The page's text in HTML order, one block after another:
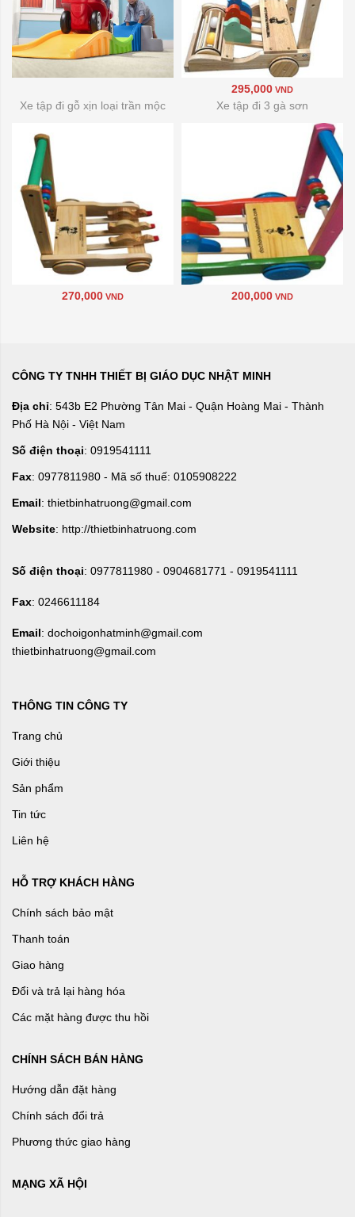
295,000 VND
Xe tập đi gỗ xịn loại trần mộc
270,000 VND
Xe tập đi 3 gà sơn
200,000 VND
CÔNG TY TNHH THIẾT BỊ GIÁO DỤC NHẬT MINH
Địa chỉ: 543b E2 Phường Tân Mai - Quận Hoàng Mai - Thành
Phố Hà Nội - Việt Nam
Số điện thoại: 0919541111
Fax: 0977811980 - Mã số thuế: 0105908222
Email: thietbinhatruong@gmail.com
Website: http://thietbinhatruong.com
Số điện thoại: 0977811980 - 0904681771 - 0919541111
Fax: 0246611184
Email: dochoigonhatminh@gmail.com
thietbinhatruong@gmail.com
THÔNG TIN CÔNG TY
Trang chủ
Giới thiệu
Sản phẩm
Tin tức
Liên hệ
HỖ TRỢ KHÁCH HÀNG
Chính sách bảo mật
Thanh toán
Giao hàng
Đổi và trả lại hàng hóa
Các mặt hàng được thu hồi
CHÍNH SÁCH BÁN HÀNG
Hướng dẫn đặt hàng
Chính sách đổi trả
Phương thức giao hàng
MẠNG XÃ HỘI